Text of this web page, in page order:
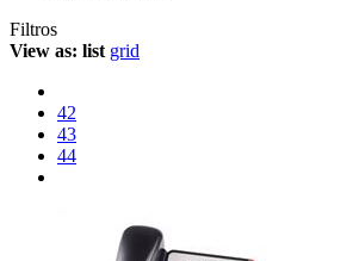
Filtros
View as: list grid
42
43
44